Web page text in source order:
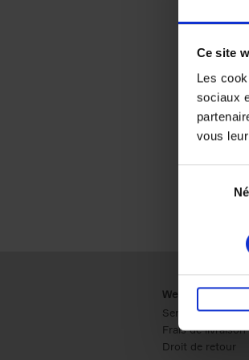
Ce site
Les
sociaux
vous
Webshop
Service clients
Frais de livraison
Droit de retour